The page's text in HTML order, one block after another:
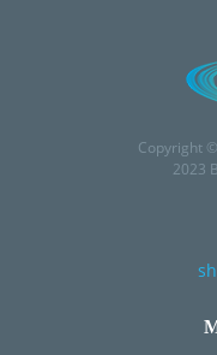
Copyright
2023